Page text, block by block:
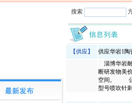
搜索
【供应】
供应华岩1陶
淄博华岩
断研发物美
空间。 公
型号喷吹针